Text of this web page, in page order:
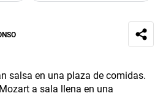
salsa en una plaza de comidas.
a sala llena en una